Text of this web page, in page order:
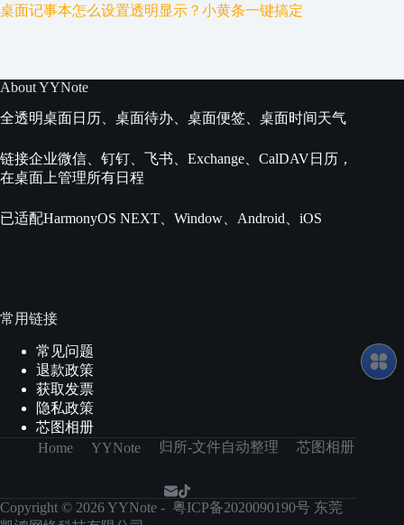
桌面记事本怎么设置透明显示？小黄条一键搞定
About YYNote
全透明桌面日历、桌面待办、桌面便签、桌面时间天气
链接企业微信、钉钉、飞书、Exchange、CalDAV日历，
在桌面上管理所有日程
已适配HarmonyOS NEXT、Window、Android、iOS
常用链接
常见问题
退款政策
获取发票
隐私政策
芯图相册
Home
YYNote 归所-文件自动整理 芯图相册
Copyright © 2026 YYNote - 粤ICP备2020090190号 东莞